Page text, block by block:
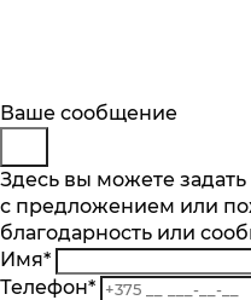
Описание
Отзывы
Основные
Максимальная
7
Будьте в курсе
Подпишитесь на
и узнавайте о
предложениях
Подписаться
Заказ обратного звонка
Представьтесь
Телефон*
Комментарий
Ваше сообщение
Здесь вы можете задать
с предложением или
благодарность или
Имя*
Телефон*